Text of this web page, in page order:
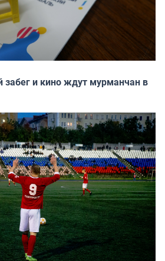
забег и кино ждут мурманчан в